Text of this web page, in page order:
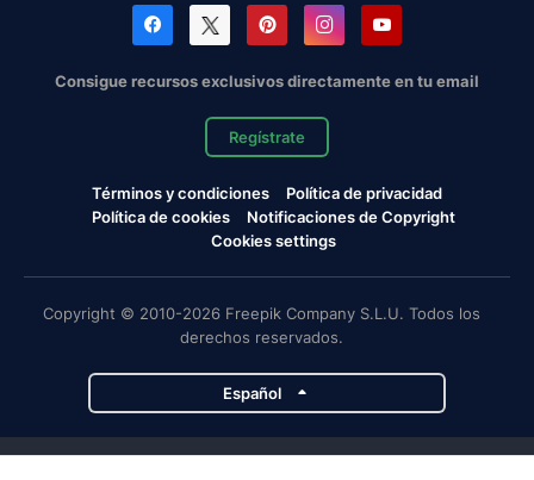
Consigue recursos exclusivos directamente en tu email
Regístrate
Términos y condiciones
Política de privacidad
Política de cookies
Notificaciones de Copyright
Cookies settings
Copyright © 2010-2026 Freepik Company S.L.U. Todos los
derechos reservados.
Español